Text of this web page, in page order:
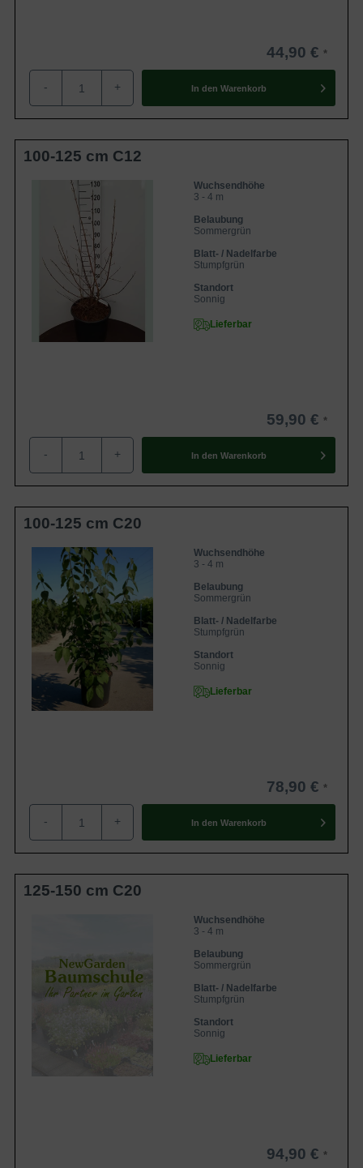
44,90 €
- + In den Warenkorb
100-125 cm C12
Wuchsendhöhe
3 - 4 m
Belaubung
Sommergrün
Blatt- / Nadelfarbe
Stumpfgrün
Standort
Sonnig
Lieferbar
59,90 €
- + In den Warenkorb
100-125 cm C20
Wuchsendhöhe
3 - 4 m
Belaubung
Sommergrün
Blatt- / Nadelfarbe
Stumpfgrün
Standort
Sonnig
Lieferbar
78,90 €
- + In den Warenkorb
125-150 cm C20
Wuchsendhöhe
3 - 4 m
Belaubung
Sommergrün
Blatt- / Nadelfarbe
Stumpfgrün
Standort
Sonnig
Lieferbar
94,90 €